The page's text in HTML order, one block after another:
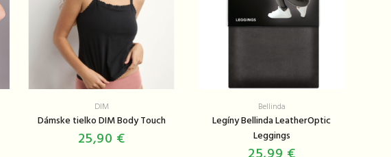
DIM
Dámske tielko DIM Body Touch
25,90 €
Bellinda
Legíny Bellinda LeatherOptic
Leggings